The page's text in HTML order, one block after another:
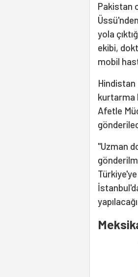
Pakistan
yola
ekibi,
mobil
Hindistan
kurtarma
Afetle
"Uzman